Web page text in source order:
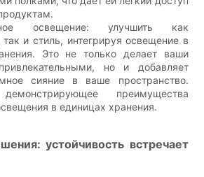
освещение: улучшить как
и стиль, интегрируя освещение в
Это не только делает ваши
но и добавляет
сияние в ваше пространство.
преимущества
в единицах хранения.
устойчивость встречает